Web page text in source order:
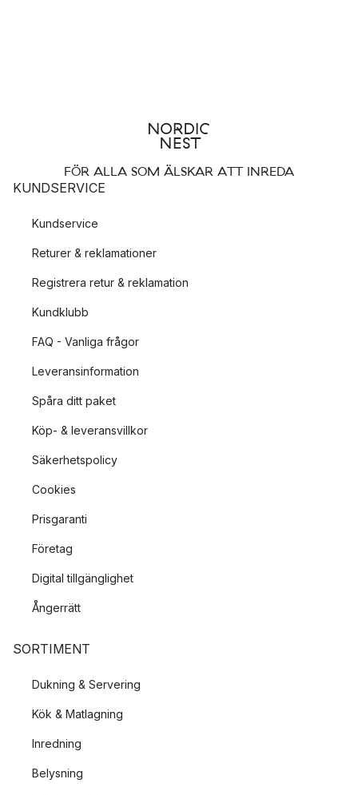
FÖR ALLA SOM ÄLSKAR ATT INREDA
KUNDSERVICE
Kundservice
Returer & reklamationer
Registrera retur & reklamation
Kundklubb
FAQ - Vanliga frågor
Leveransinformation
Spåra ditt paket
Köp- & leveransvillkor
Säkerhetspolicy
Cookies
Prisgaranti
Företag
Digital tillgänglighet
Ångerrätt
SORTIMENT
Dukning & Servering
Kök & Matlagning
Inredning
Belysning